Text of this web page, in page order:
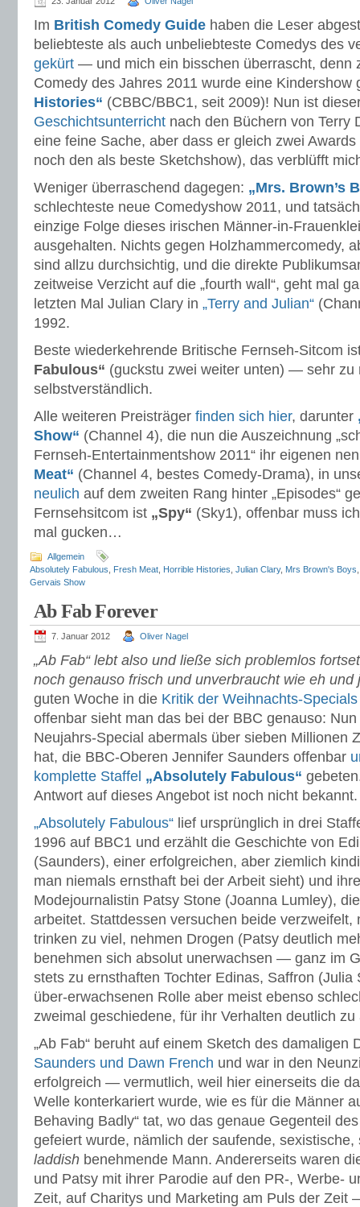
Im British Comedy Guide haben die Leser
beliebteste als auch unbeliebteste Comedys des
gekürt — und mich ein bisschen überrascht, denn
Comedy des Jahres 2011 wurde eine Kindershow
Histories“ (CBBC/BBC1, seit 2009)! Nun ist
Geschichtsunterricht nach den Büchern von Terry
eine feine Sache, aber dass er gleich zwei
noch den als beste Sketchshow), das verblüfft
Weniger überraschend dagegen: „Mrs. Brown’s
schlechteste neue Comedyshow 2011, und
einzige Folge dieses irischen Männer-in-
ausgehalten. Nichts gegen Holzhammercomedy,
sind allzu durchsichtig, und die direkte
zeitweise Verzicht auf die „fourth wall“, geht mal
letzten Mal Julian Clary in „Terry and Julian“
1992.
Beste wiederkehrende Britische Fernseh-Sitcom
Fabulous“ (guckstu zwei weiter unten) — sehr zu
selbstverständlich.
Alle weiteren Preisträger finden sich hier, darunter
Show“ (Channel 4), die nun die Auszeichnung
Fernseh-Entertainmentshow 2011“ ihr eigenen
Meat“ (Channel 4, bestes Comedy-Drama), in
neulich auf dem zweiten Rang hinter „Episodes“
Fernsehsitcom ist „Spy“ (Sky1), offenbar muss
mal gucken…
Allgemein
Absolutely Fabulous
Fresh Meat Horrible Histories Julian Clary, Mrs Brown's Boys
Gervais Show
Ab Fab Forever
7. Januar 2012 Oliver Nagel
„Ab Fab“ lebt also und ließe sich problemlos
noch genauso frisch und unverbraucht wie eh und
guten Woche in die Kritik der Weihnachts-Specials
offenbar sieht man das bei der BBC genauso:
Neujahrs-Special abermals über sieben Millionen
hat, die BBC-Oberen Jennifer Saunders offenbar
komplette Staffel „Absolutely Fabulous“
Antwort auf dieses Angebot ist noch nicht bekannt.
„Absolutely Fabulous“ lief ursprünglich in drei
1996 auf BBC1 und erzählt die Geschichte von
(Saunders), einer erfolgreichen, aber ziemlich
man niemals ernsthaft bei der Arbeit sieht) und
Modejournalistin Patsy Stone (Joanna Lumley),
arbeitet. Stattdessen versuchen beide verzweifelt,
trinken zu viel, nehmen Drogen (Patsy deutlich
benehmen sich absolut unerwachsen — ganz im
stets zu ernsthaften Tochter Edinas, Saffron (Julia
über-erwachsenen Rolle aber meist ebenso
zweimal geschiedene, für ihr Verhalten deutlich zu
„Ab Fab“ beruht auf einem Sketch des damaligen
Saunders und Dawn French und war in den
erfolgreich — vermutlich, weil hier einerseits die
Welle konterkariert wurde, wie es für die Männer
Behaving Badly“ tat, wo das genaue Gegenteil
gefeiert wurde, nämlich der saufende,
laddish benehmende Mann. Andererseits waren
und Patsy mit ihrer Parodie auf den PR-, Werbe-
Zeit, auf Charitys und Marketing am Puls der Zeit